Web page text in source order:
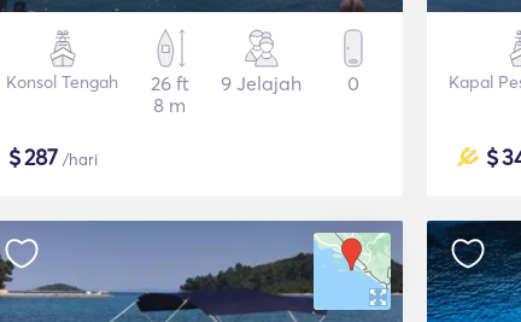
Konsol Tengah
26 ft
8 m
9 Jelajah 0
$287 /hari
Kapal
$